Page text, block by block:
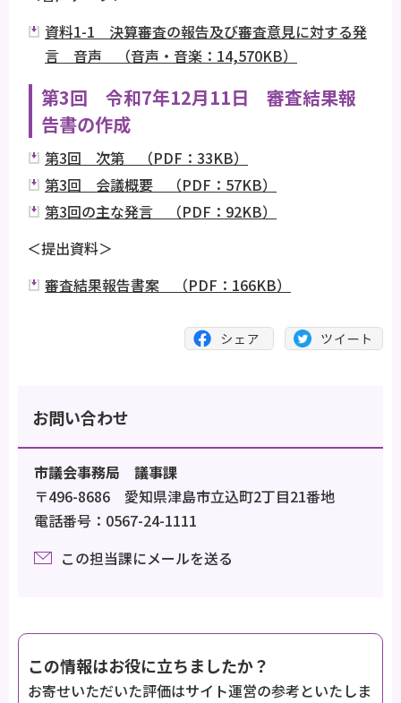
資料1-1 決算審査の報告及び審査意見に対する発
言 音声 （音声・音楽：14,570KB）
第3回 令和7年12月11日 審査結果報
告書の作成
第3回 次第 （PDF：33KB）
第3回 会議概要 （PDF：57KB）
第3回の主な発言 （PDF：92KB）
＜提出資料＞
審査結果報告書案 （PDF：166KB）
お問い合わせ
市議会事務局 議事課
〒496-8686 愛知県津島市立込町2丁目21番地
電話番号：0567-24-1111
この担当課にメールを送る
この情報はお役に立ちましたか？
お寄せいただいた評価はサイト運営の参考といたしま